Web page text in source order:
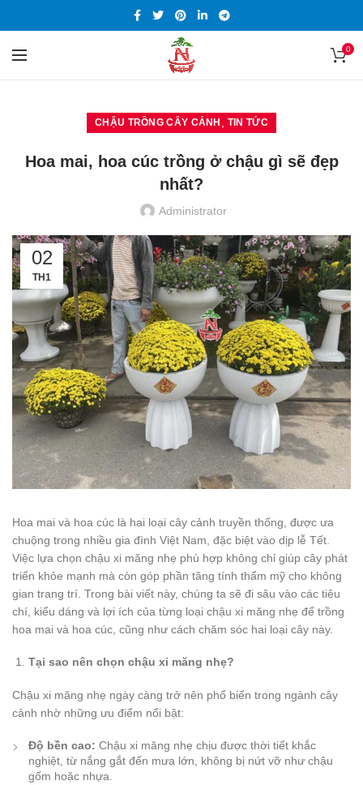
0
CHẬU TRỒNG CÂY CẢNH TIN TỨC
Hoa mai, hoa cúc trồng ở chậu gì sẽ đẹp
nhất?
Administrator
02
TH1
Hoa mai và hoa cúc là hai loại cây cảnh truyền thống, được ưa
chuộng trong nhiều gia đình Việt Nam, đặc biệt vào dịp lễ Tết.
Việc lựa chọn chậu xi măng nhẹ phù hợp không chỉ giúp cây phát
triển khỏe mạnh mà còn góp phần tăng tính thẩm mỹ cho không
gian trang trí. Trong bài viết này, chúng ta sẽ đi sâu vào các tiêu
chí, kiểu dáng và lợi ích của từng loại chậu xi măng nhẹ để trồng
hoa mai và hoa cúc, cũng như cách chăm sóc hai loại cây này.
Tại sao nên chọn chậu xi măng nhẹ?
Chậu xi măng nhẹ ngày càng trở nên phổ biến trong ngành cây
cảnh nhờ những ưu điểm nổi bật:
Độ bền cao: Chậu xi măng nhẹ chịu được thời tiết khắc
nghiệt, từ nắng gắt đến mưa lớn, không bị nứt vỡ như chậu
gốm hoặc nhựa.